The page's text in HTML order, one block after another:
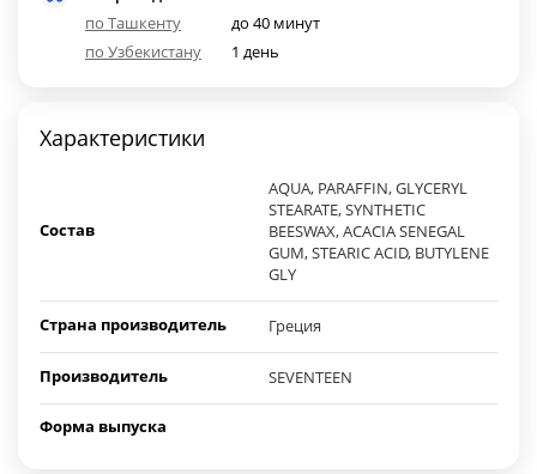
по Ташкенту
до 40 минут
по Узбекистану
1 день
Характеристики
Состав
AQUA, PARAFFIN, GLYCERYL
STEARATE, SYNTHETIC
BEESWAX, ACACIA SENEGAL
GUM, STEARIC ACID, BUTYLENE
GLY
Страна производитель Греция
Производитель SEVENTEEN
Форма выпуска